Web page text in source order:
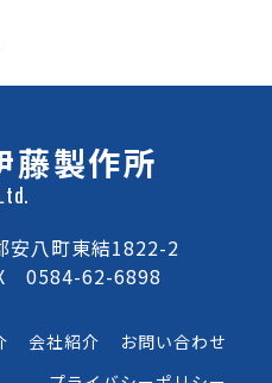
藤製作所
八町東結1822-2
0584-62-6898
会社紹介
お問い合わせ